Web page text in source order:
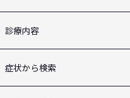
診療内容
症状から検索